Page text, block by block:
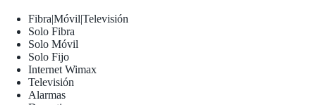
Fibra|Móvil|Televisión
Solo Fibra
Solo Móvil
Solo Fijo
Internet Wimax
Televisión
Alarmas